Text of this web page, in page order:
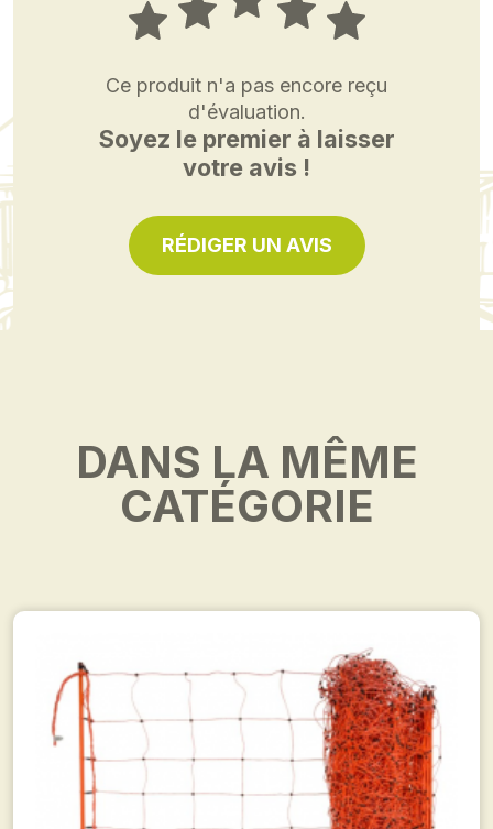
Ce produit n'a pas encore reçu
d'évaluation.
Soyez le premier à laisser
votre avis !
RÉDIGER UN AVIS
DANS LA MÊME
CATÉGORIE